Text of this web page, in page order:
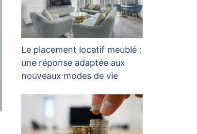
Le placement locatif meublé :
une réponse adaptée aux
nouveaux modes de vie